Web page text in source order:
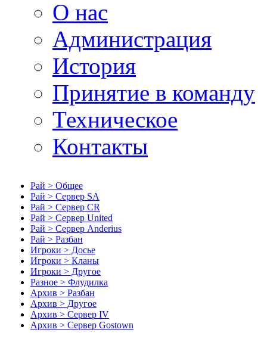
О нас
Администрация
История
Принятие в команду
Техническое
Контакты
Рай > Общее
Рай > Сервер SA
Рай > Сервер CR
Рай > Сервер United
Рай > Сервер Anderius
Рай > Разбан
Игроки > Досье
Игроки > Кланы
Игроки > Другое
Разное > Флудилка
Архив > Разбан
Архив > Другое
Архив > Сервер IV
Архив > Сервер Gostown